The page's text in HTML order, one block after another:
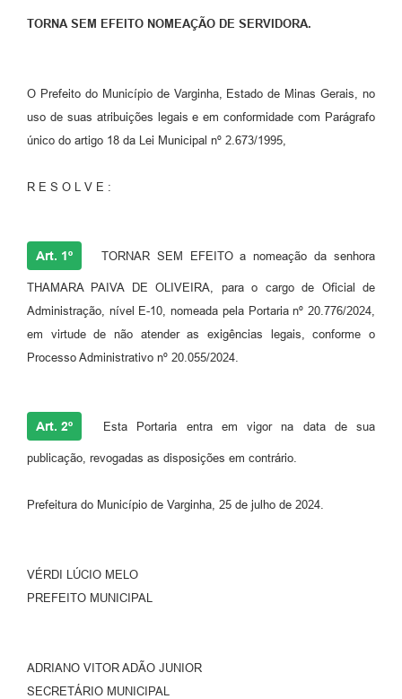
TORNA SEM EFEITO NOMEAÇÃO DE SERVIDORA.
O Prefeito do Município de Varginha, Estado de Minas Gerais, no
uso de suas atribuições legais e em conformidade com Parágrafo
único do artigo 18 da Lei Municipal nº 2.673/1995,
R E S O L V E :
Art. 1º TORNAR SEM EFEITO a nomeação da senhora
THAMARA PAIVA DE OLIVEIRA, para o cargo de Oficial de
Administração, nível E-10, nomeada pela Portaria nº 20.776/2024,
em virtude de não atender as exigências legais, conforme o
Processo Administrativo nº 20.055/2024.
Art. 2º Esta Portaria entra em vigor na data de sua
publicação, revogadas as disposições em contrário.
Prefeitura do Município de Varginha, 25 de julho de 2024.
VÉRDI LÚCIO MELO
PREFEITO MUNICIPAL
ADRIANO VITOR ADÃO JUNIOR
SECRETÁRIO MUNICIPAL